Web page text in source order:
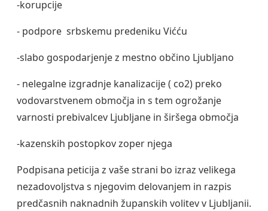
-korupcije
- podpore srbskemu predeniku Vićću
-slabo gospodarjenje z mestno občino Ljubljano
- nelegalne izgradnje kanalizacije ( co2) preko
vodovarstvenem območja in s tem ogrožanje
varnosti prebivalcev Ljubljane in širšega območja
-kazenskih postopkov zoper njega
Podpisana peticija z vaše strani bo izraz velikega
nezadovoljstva s njegovim delovanjem in razpis
predčasnih naknadnih županskih volitev v Ljubljanii.